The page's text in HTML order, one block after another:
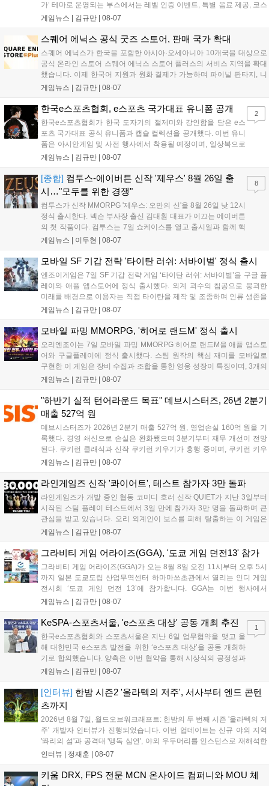
가’ 테마로 운영되는 부스에서는 레벨 인증 이벤트, 특별 음료 제공, 코스
프레 모델 포토존 등 다채로운 행사가 진행된다. 유명 코스어 7인이 캐릭
세한 정보는 공식 커뮤니티에서 확인 가능하다....
게임뉴스 | 김규만 08-07
스퀘어 에닉스 공식 굿즈 스토어, 판매 국가 확대
스퀘어 에닉스가 한국을 포함한 아시아·오세아니아 10개국을 대상으로
공식 온라인 스토어 스퀘어 에닉스 스토어 플러스의 서비스 지역을 확대
했습니다. 이제 한국어 지원과 원화 결제가 가능하며 파이널 판타지, 니
어 등 주요 게임의 피규어, 굿즈를 구매할 수 있습니다. 신상품이 순차적
용 가능합니다....
게임뉴스 | 김규만 08-07
한국e스포츠협회, e스포츠 국가대표 유니폼 공개
한국e스포츠협회가 한국 도자기의 절제미와 강인함을 담은 e스
포츠 국가대표 공식 유니폼과 캡슐 컬렉션을 공개했다. 이번 유니
폼은 아시안게임 및 사전 행사에서 착용될 예정이며, 일상복으로
구성된 컬렉션은 오는 8월 28일부터 골스튜디오 공식 홈페이지
서는 대회 규정에 따라 별도의 유니폼을 착용할 계획이다....
게임뉴스 | 김규만 08-07
2
[종합] 컴투스-에이버튼 신작 '제우스' 8월 26일 출
시…"모두를 위한 경쟁"
컴투스가 신작 MMORPG '제우스: 오만의 신'을 8월 26일 낮 12시
정식 출시한다. 넥슨 부사장 출신 김대훤 대표가 이끄는 에이버튼
의 첫 작품이다. 컴투스는 7일 쇼케이스를 열고 출시일과 함께 핵
심 콘텐츠, 유료화 정책, 운영 방향을 공개했다. 캐릭터명 선점은
의 오만으로 균열이...
게임뉴스 | 이두현 08-07
8
모바일 SF 기갑 전략 '타이탄 러쉬: 서바이벌' 정식 출시
엔조이게임은 7일 SF 기갑 전략 게임 ‘타이탄 러쉬: 서바이벌’을 구글 플
레이와 애플 앱스토어에 정식 출시했다. 외계 괴수의 침공으로 붕괴한
미래를 배경으로 이용자는 직접 타이탄을 제작 및 조종하며 인류 생존을
위한 전투를 펼친다. 지휘관 모집, 피난처 운영, 연맹 협동 콘텐츠가 특징
지원 보상을 제공한다. 상세 내용은 공식 커뮤니티에서 확인 가능하다....
게임뉴스 | 김규만 08-07
모바일 파밍 MMORPG, '히어로 랜드M' 정식 출시
오리엔조이는 7일 모바일 파밍 MMORPG 히어로 랜드M을 애플 앱스토
어와 구글플레이에 정식 출시했다. 스팀 원작의 핵심 재미를 모바일로
구현한 이 게임은 장비 수집과 조합을 통한 영웅 성장이 특징이며, 3개의
무기 스킬을 활용한 전략적 전투와 길드전 등 다양한 콘텐츠를 제공한
혜택을 지급하며, 상세 내용은 공식 라운지에서 확인할 수 있다. 이용자
는 게임 접속 및 주요 콘텐츠 플레이를 통해 성장을 지원받을 수 있다....
게임뉴스 | 김규만 08-07
"하반기 실적 턴어라운드 목표" 데브시스터즈, 26년 2분기
매출 527억 원
데브시스터즈가 2026년 2분기 매출 527억 원, 영업손실 160억 원을 기
록했다. 경영 쇄신으로 손실은 완화됐으며 3분기부터 재무 개선이 전망
된다. 쿠키런 클래식과 신작 쿠키런 키우기가 흥행 중이며, 쿠키런 키우
기는 13일 첫 업데이트를 시작으로 2주 간격의 콘텐츠를 제공한다. 또한
이다. 회사는 비용 효율화와 신작 흥행을 통해 하반기 실적 턴어라운드
를 이끌 방침이다....
게임뉴스 | 김규만 08-07
라인게임즈 신작 '콰이어트', 테스트 참가자 3만 돌파
라인게임즈가 개발 중인 협동 코미디 호러 신작 QUIET가 지난 3일부터
시작된 스팀 플레이 테스트에서 3일 만에 참가자 3만 명을 돌파하며 큰
관심을 받고 있습니다. 오리 외계인이 보스를 피해 탈출하는 이 게임은
최대 4인 협동을 지원하며, 소음 관리와 물리 법칙을 활용한 전략적 플레
을 개선 중이며, 상세 정보는 스팀 페이지에서 확인 가능합니다....
게임뉴스 | 김규만 08-07
그라비티 게임 어라이즈(GGA), '도쿄 게임 던전13' 참가
그라비티 게임 어라이즈(GGA)가 오는 8월 8일 오전 11시부터 오후 5시
까지 일본 도쿄도립 산업무역센터 하마마쓰초관에서 열리는 인디 게임
전시회 ‘도쿄 게임 던전 13’에 참가합니다. GGA는 이번 행사에서
‘JALECO ARCADE COLLECTION’ 시리즈의 미공개 작품 12종을 최초
입니다. 시연 참여 관람객에게는 선착순으로 특별 굿즈를 증정하며, 인
디 게임 생태계 활성화와 신규 타이틀 반응 확인을 목표로 합니다....
게임뉴스 | 김규만 08-07
KeSPA-스포츠서울, 'e스포츠 대상' 공동 개최 추진
한국e스포츠협회와 스포츠서울은 지난 6일 업무협약을 맺고 올
해 대한민국 e스포츠 발전을 위한 ‘e스포츠 대상’을 공동 개최하
기로 합의했습니다. 양측은 이번 협약을 통해 시상식의 공정성과
전문성을 강화하고 MZ세대를 겨냥한 미디어 영향력을 확대해 e
김영만 회장은 10년 만에 재추진되는 이번 시상식이 e스포츠의
성과와 가치를 널리 알리는 권위 있는 행사가 되도록 노력하겠다
고 밝혔습니다....
게임뉴스 | 김규만 08-07
1
[인터뷰] 한밤 시즌2 '울라텍의 저주', 서사부터 엔드 콘텐
츠까지
2026년 8월 7일, 월드오브워크래프트: 한밤의 두 번째 시즌 '울라텍의 저
주' 개발자 인터뷰가 진행되었습니다. 이번 업데이트는 신규 야외 지역
'똬리의 섬'과 공격대 '맹독 심연', 야외 우두머리를 인스턴스로 재해석한
'소굴'을 포함합니다. 개발진은 하우징 시스템 개선 및 신화+ 던전 로테이
를 표했습니다....
인터뷰 | 정재훈 08-07
키움 DRX, FPS 전문 MCN 온사이드 컴퍼니와 MOU 체